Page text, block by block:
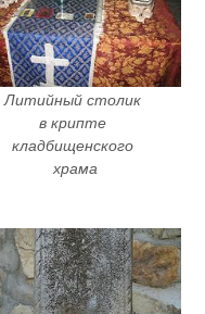
Литийный столик
в крипте
кладбищенского
храма